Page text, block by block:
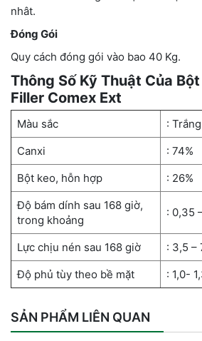
nhât.
Đóng Gói
Quy cách đóng gói vào bao 40 Kg.
Thông Số Kỹ Thuật Của
Filler Comex Ext
Màu sắc
: Trắng
Canxi
: 74%
Bột keo, hỗn hợp
: 26%
Độ bám dính sau 168 giờ,
trong khoảng
: 0,35
Lực chịu nén sau 168 giờ
: 3,5 –
Độ phủ tùy theo bề mặt
: 1,0-
SẢN PHẨM LIÊN QUAN